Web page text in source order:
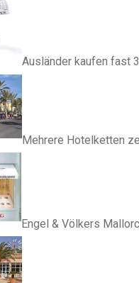
Ausländer kaufen fast
Mehrere Hotelketten
Engel & Völkers